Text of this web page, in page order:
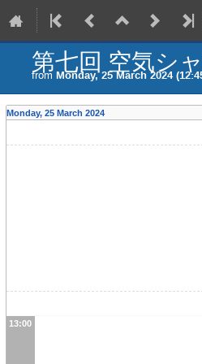
第七回 空気シ
from Monday, 25 March 2024
Monday, 25 March 2024
13:00